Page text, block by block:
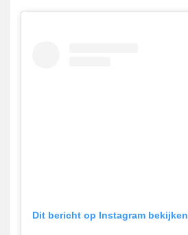
Dit bericht op Instagram bekijken